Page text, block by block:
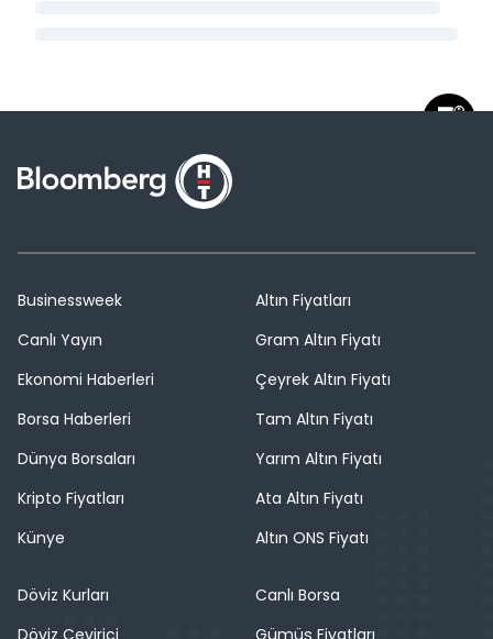
Businessweek
Canlı Yayın
Ekonomi Haberleri
Borsa Haberleri
Dünya Borsaları
Kripto Fiyatları
Künye
Altın Fiyatları
Gram Altın Fiyatı
Çeyrek Altın Fiyatı
Tam Altın Fiyatı
Yarım Altın Fiyatı
Ata Altın Fiyatı
Altın ONS Fiyatı
Döviz Kurları
Canlı Borsa